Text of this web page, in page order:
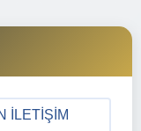
İLETIŞIM